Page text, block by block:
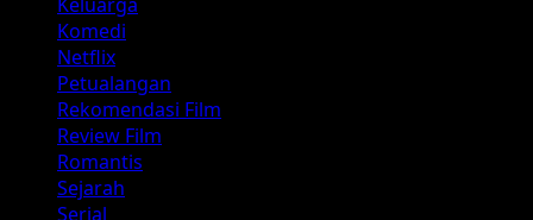
Komedi
Netflix
Petualangan
Rekomendasi Film
Review Film
Romantis
Sejarah
Serial